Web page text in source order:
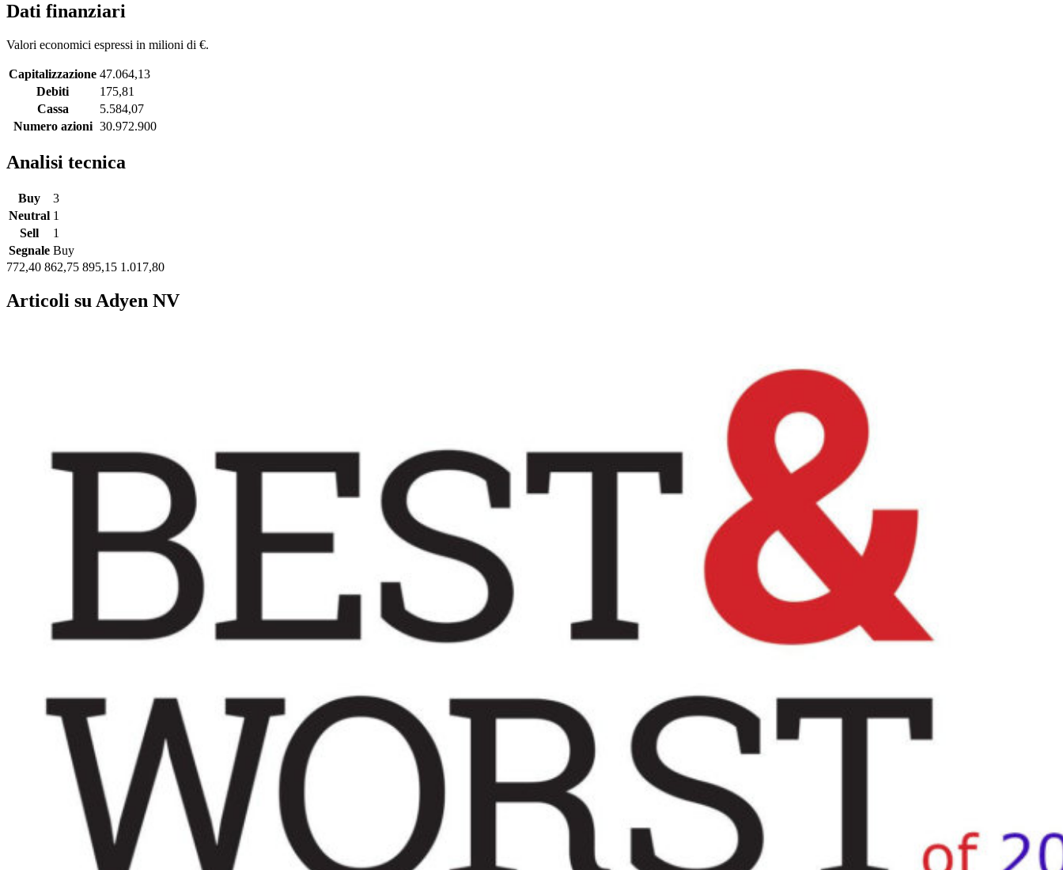
Dati finanziari
Valori economici espressi in milioni di €.
Capitalizzazione 47.064,13
Debiti
175,81
Cassa
5.584,07
Numero azioni 30.972.900
Analisi tecnica
Buy
3
Neutral 1
Sell
1
Segnale Buy
772,40 862,75 895,15 1.017,80
Articoli su Adyen NV